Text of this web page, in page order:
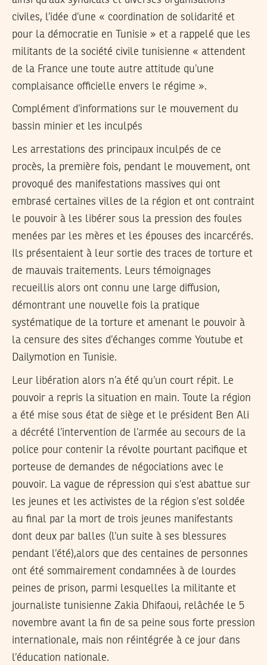
civiles, l’idée d’une « coordination de solidarité et
pour la démocratie en Tunisie » et a rappelé que les
militants de la société civile tunisienne « attendent
de la France une toute autre attitude qu’une
complaisance officielle envers le régime ».
Complément d’informations sur le mouvement du
bassin minier et les inculpés
Les arrestations des principaux inculpés de ce
procès, la première fois, pendant le mouvement, ont
provoqué des manifestations massives qui ont
embrasé certaines villes de la région et ont contraint
le pouvoir à les libérer sous la pression des foules
menées par les mères et les épouses des incarcérés.
Ils présentaient à leur sortie des traces de torture et
de mauvais traitements. Leurs témoignages
recueillis alors ont connu une large diffusion,
démontrant une nouvelle fois la pratique
systématique de la torture et amenant le pouvoir à
la censure des sites d’échanges comme Youtube et
Dailymotion en Tunisie.
Leur libération alors n’a été qu’un court répit. Le
pouvoir a repris la situation en main. Toute la région
a été mise sous état de siège et le président Ben Ali
a décrété l’intervention de l’armée au secours de la
police pour contenir la révolte pourtant pacifique et
porteuse de demandes de négociations avec le
pouvoir. La vague de répression qui s’est abattue sur
les jeunes et les activistes de la région s’est soldée
au final par la mort de trois jeunes manifestants
dont deux par balles (l’un suite à ses blessures
pendant l’été),alors que des centaines de personnes
ont été sommairement condamnées à de lourdes
peines de prison, parmi lesquelles la militante et
journaliste tunisienne Zakia Dhifaoui, relâchée le 5
novembre avant la fin de sa peine sous forte pression
internationale, mais non réintégrée à ce jour dans
l’éducation nationale.